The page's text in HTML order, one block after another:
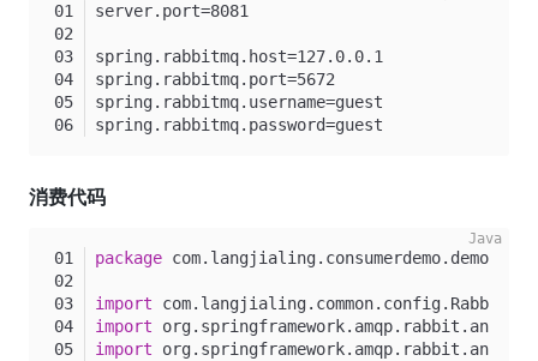
server.port=8081
spring.rabbitmq.host=127.0.0.1
spring.rabbitmq.port=5672
spring.rabbitmq.username=guest
spring.rabbitmq.password=guest
消费代码
package com.langjialing.consumerdemo.demo;
import
import
import